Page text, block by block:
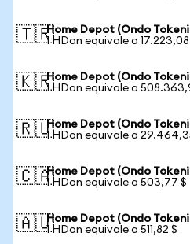
🇹🇷Home Depot (Ondo
1 HDon equivale a
🇰🇷Home Depot (Ondo
1 HDon equivale a
🇷🇺Home Depot (Ondo
1 HDon equivale a
🇨🇦Home Depot (Ondo
1 HDon equivale a 503,77 $
🇦🇺Home Depot (Ondo
1 HDon equivale a 511,82 $